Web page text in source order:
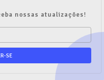
nossas atualizações!